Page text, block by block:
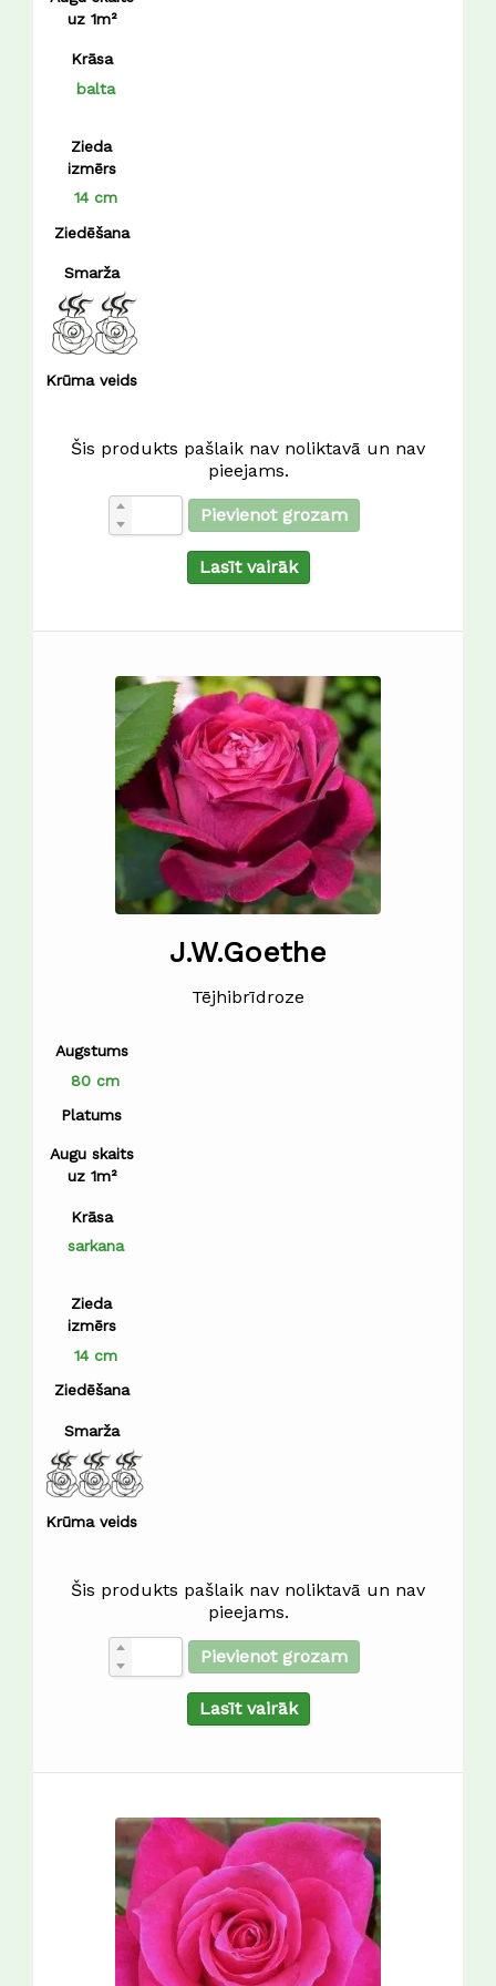
tumši rozā
violēta
zaļi balta
uz 1m²
Krāsa
balta
Zieda
izmērs
14 cm
Ziedēšana
Smarža
Krūma veids
Šis produkts pašlaik nav noliktavā un nav
pieejams.
Pievienot grozam
Lasīt vairāk
J.W.Goethe
Tējhibrīdroze
Augstums
80 cm
Platums
Augu skaits
uz 1m²
Krāsa
sarkana
Zieda
izmērs
14 cm
Ziedēšana
Smarža
Krūma veids
Šis produkts pašlaik nav noliktavā un nav
pieejams.
Pievienot grozam
Lasīt vairāk